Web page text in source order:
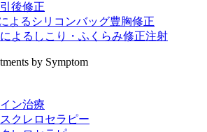
後修正
よるシリコンバッグ豊胸修正
よるしこり・ふくらみ修正注射
by Symptom
ン治療
クレロセラピー